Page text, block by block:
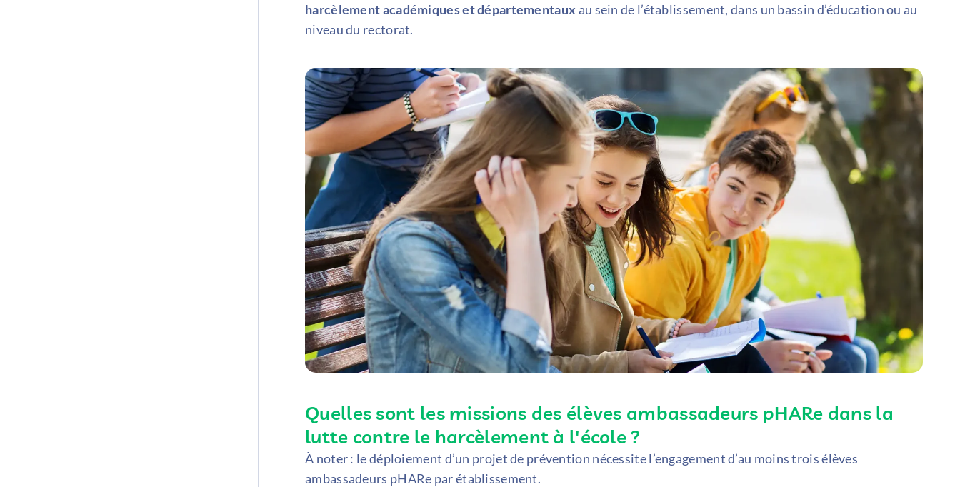
harcèlement académiques et départementaux au sein de l’établissement, dans un bassin d’éducation ou au
niveau du rectorat.
Quelles sont les missions des élèves ambassadeurs pHARe dans la
lutte contre le harcèlement à l'école ?
À noter : le déploiement d’un projet de prévention nécessite l’engagement d’au moins trois élèves
ambassadeurs pHARe par établissement.